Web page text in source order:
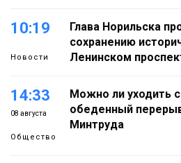
10:19
Новости
Глава Норильска
сохранению
Ленинском
14:33
08 августа
Общество
Можно ли уходить
обеденный
Минтруда